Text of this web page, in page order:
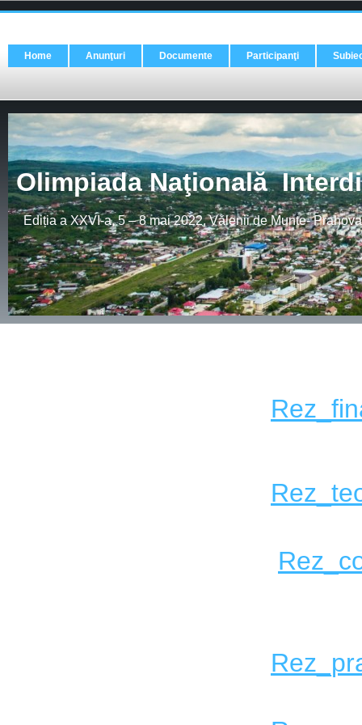
Home Anunţuri Documente Participanţi
Olimpiada Naţională
Ediția a XXVI-a, 5 – 8 mai 2022, Vălenii de Munte- Prahova